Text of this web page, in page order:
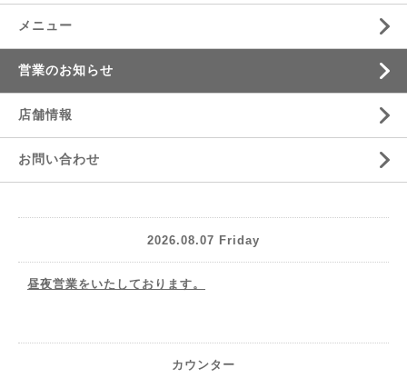
メニュー
営業のお知らせ
店舗情報
お問い合わせ
2026.08.07 Friday
昼夜営業をいたしております。
カウンター